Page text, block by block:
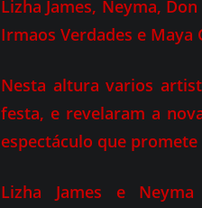
Lizha James, Neyma,
Irmaos Verdades e Maya
Nesta altura varios
festa, e revelaram a
espectáculo que
Lizha James e